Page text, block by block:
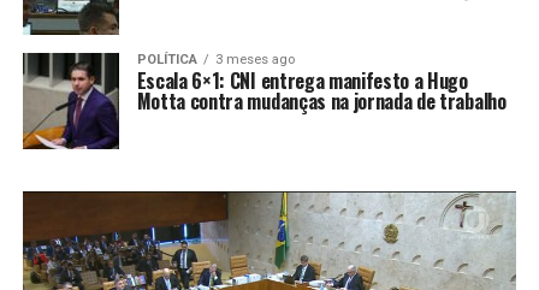
POLÍTICA 3 meses ago
Escala 6×1: CNI entrega manifesto a Hugo
Motta contra mudanças na jornada de trabalho